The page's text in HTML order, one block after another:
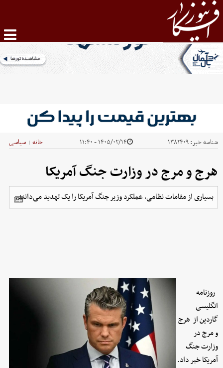
شناسه خبر:۱۳۸۲۴۰۹ ۱۴۰۵/۰۲/۱۴ - ۱۱:۴۰ خانه | سیاسی
هرج و مرج در وزارت جنگ آمریکا
بسیاری از مقامات نظامی، عملکرد وزیر جنگ آمریکا را یک تهدید می‌دانند.
روزنامه
انگلیسی
گاردین از هرج
و مرج در
وزارت جنگ
آمریکا خبر داد.